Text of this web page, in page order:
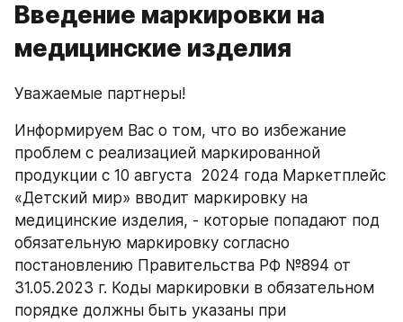
Введение маркировки на
медицинские изделия
Уважаемые партнеры!
Информируем Вас о том, что во избежание
проблем с реализацией маркированной
продукции с 10 августа  2024 года Маркетплейс
«Детский мир» вводит маркировку на
медицинские изделия, - которые попадают под
обязательную маркировку согласно
постановлению Правительства РФ №894 от
31.05.2023 г. Коды маркировки в обязательном
порядке должны быть указаны при